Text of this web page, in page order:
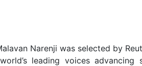
Narenji was selected by
leading voices advancing